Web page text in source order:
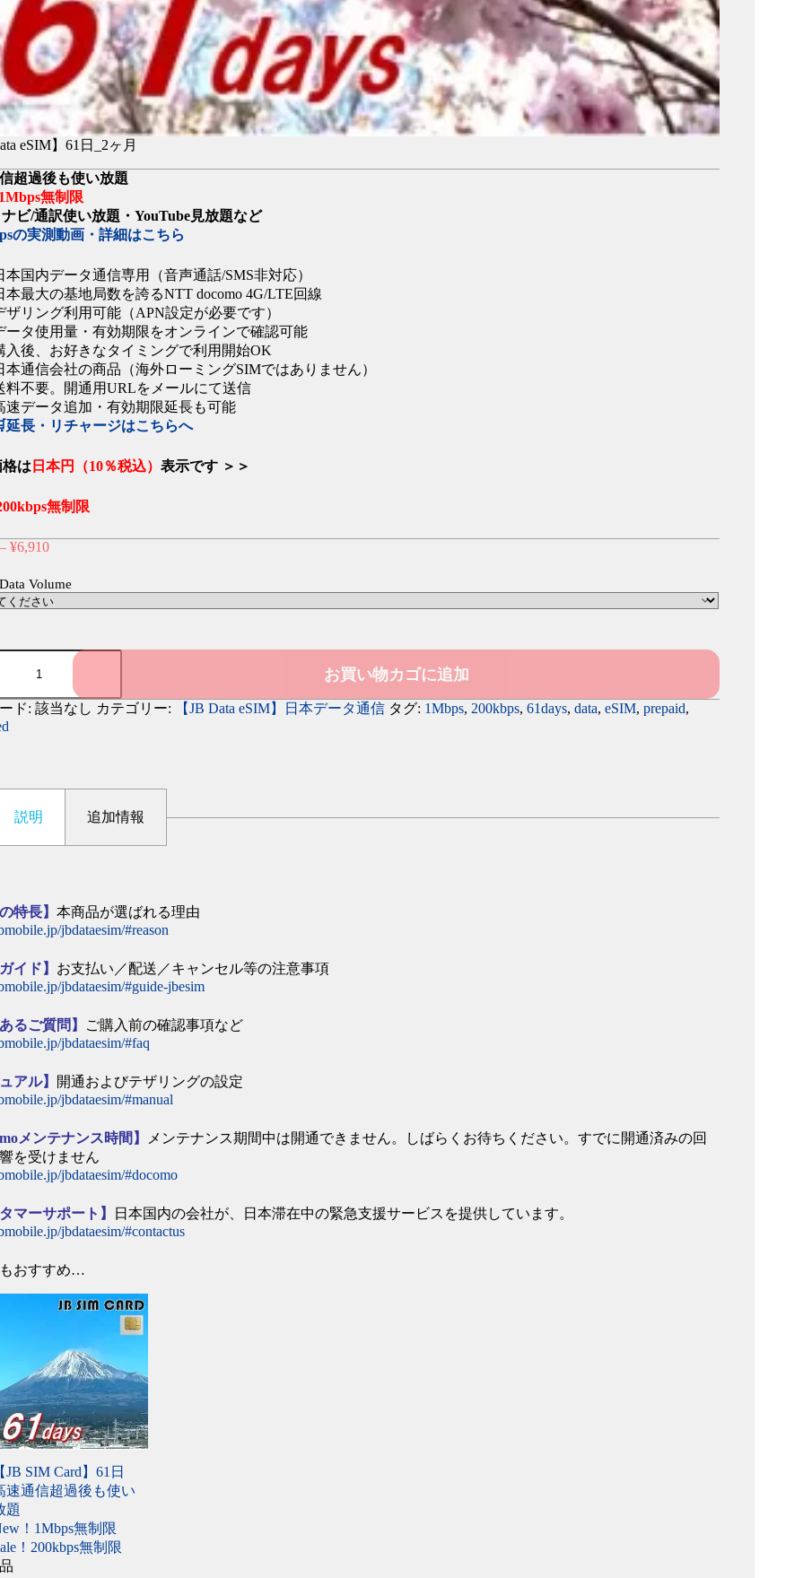
eSIM】61日_2ヶ月
超過後も使い放題
無制限
ナビ/通訳使い放題・YouTube見放題など
の実測動画・詳細はこちら
本国内データ通信専用（音声通話/SMS非対応）
本最大の基地局数を誇るNTT docomo 4G/LTE回線
ザリング利用可能（APN設定が必要です）
ータ使用量・有効期限をオンラインで確認可能
入後、お好きなタイミングで利用開始OK
本通信会社の商品（海外ローミングSIMではありません）
料不要。開通用URLをメールにて送信
速データ追加・有効期限延長も可能
延長・リチャージはこちらへ
格は 日本円（10％税込）表示です ＞＞
無制限
–¥6,910価
帯:
¥3,240
Volume
お買い物カゴに追加
ド:該当なし カテゴリー: 【JB Data eSIM】日本データ通信 タグ: 1Mbps, 200kbps,61days,data,eSIM,prepaid,
説明 追加情報
の特長】本商品が選ばれる理由
jbdataesim/#reason
イド】 お支払い／配送／キャンセル等の注意事項
jbdataesim/#guide-jbesim
るご質問】
ご購入前の確認事項など
jbdataesim/#faq
アル】
開通およびテザリングの設定
jbdataesim/#manual
メンテナンス時間】
メンテナンス期間中は開通できません。しばらくお待ちください。すでに開通済みの回
を受けません
jbdataesim/#docomo
マーサポート】
日本国内の会社が、日本滞在中の緊急支援サービスを提供しています。
jbdataesim/#contactus
おすすめ…
【JB SIM Card】61日
速通信超過後も使い
題
！1Mbps無制限
！200kbps無制限